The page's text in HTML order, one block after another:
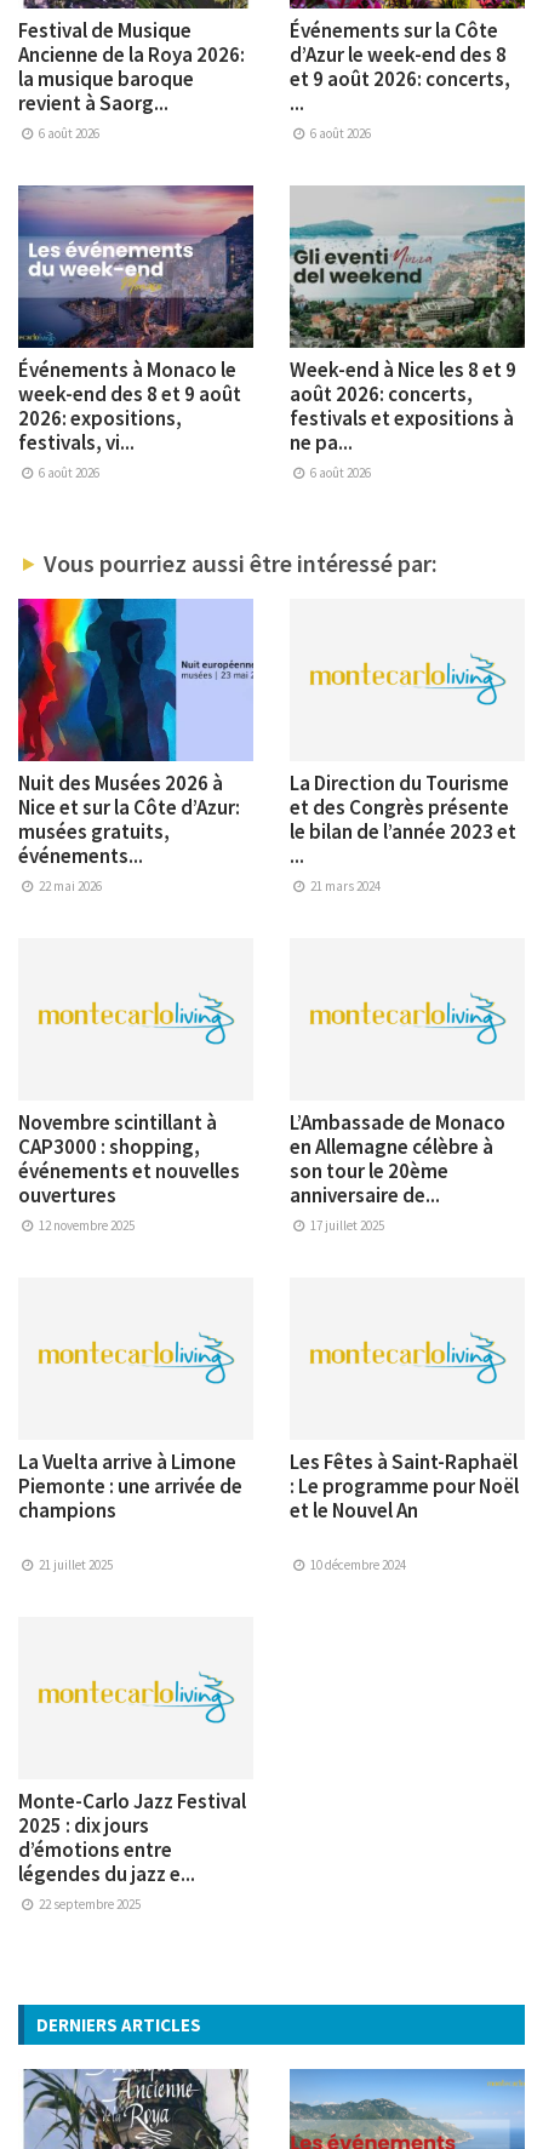
Festival de Musique
Ancienne de la Roya 2026:
la musique baroque
revient à Saorg...
6 août 2026
Événements sur la Côte
d’Azur le week-end des 8
et 9 août 2026: concerts,
...
6 août 2026
Événements à Monaco le
week-end des 8 et 9 août
2026: expositions,
festivals, vi...
6 août 2026
Week-end à Nice les 8 et 9
août 2026: concerts,
festivals et expositions à
ne pa...
6 août 2026
Vous pourriez aussi être intéressé par:
Nuit des Musées 2026 à
Nice et sur la Côte d’Azur:
musées gratuits,
événements...
22 mai 2026
La Direction du Tourisme
et des Congrès présente
le bilan de l’année 2023 et
...
21 mars 2024
Novembre scintillant à
CAP3000 : shopping,
événements et nouvelles
ouvertures
12 novembre 2025
L’Ambassade de Monaco
en Allemagne célèbre à
son tour le 20ème
anniversaire de...
17 juillet 2025
La Vuelta arrive à Limone
Piemonte : une arrivée de
champions
21 juillet 2025
Les Fêtes à Saint-Raphaël
: Le programme pour Noël
et le Nouvel An
10 décembre 2024
Monte-Carlo Jazz Festival
2025 : dix jours
d’émotions entre
légendes du jazz e...
22 septembre 2025
DERNIERS ARTICLES